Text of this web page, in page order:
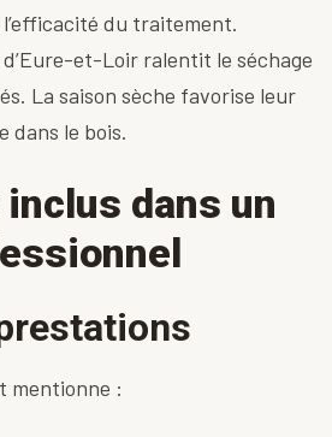
du traitement.
et-Loir ralentit le séchage
La saison sèche favorise leur
dans le bois.
dans un
mentionne :